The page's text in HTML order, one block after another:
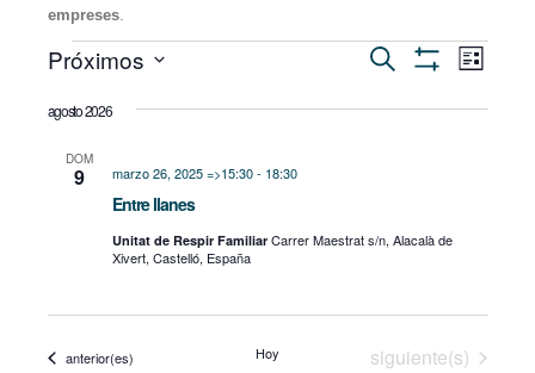
empreses.
Navegación
de
vistas
Eventos
Buscar
de
de
Lista
Próximos
fecha.
agosto 2026
DOM
9
Entre llanes
marzo 26, 2025 =>15:30- 18:30
Unitat de Respir Familiar Carrer Maestrat s/n, Alacalà de
Xivert, Castelló, España
Eventos
anterior(es) Hoy Eventos
siguiente(s)